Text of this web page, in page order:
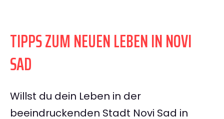
TIPPS ZUM NEUEN LEBEN IN NOVI
SAD
Willst du dein Leben in der
beeindruckenden Stadt Novi Sad in